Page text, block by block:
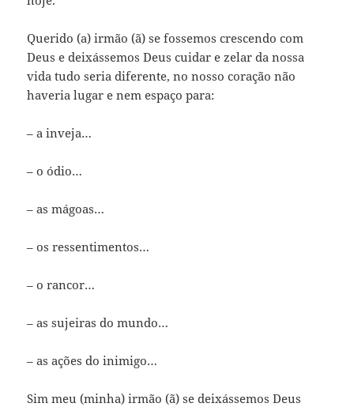
Querido (a) irmão (ã) se fossemos crescendo com
Deus e deixássemos Deus cuidar e zelar da nossa
vida tudo seria diferente, no nosso coração não
haveria lugar e nem espaço para:
– a inveja…
– o ódio…
– as mágoas…
– os ressentimentos…
– o rancor…
– as sujeiras do mundo…
– as ações do inimigo…
Sim meu (minha) irmão (ã) se deixássemos Deus